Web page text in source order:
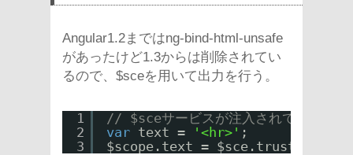
Angular1.2まではng-bind-html-unsafe
があったけど1.3からは削除されてい
るので、$sceを用いて出力を行う。
1
2
3
// $sceサービスが注入されているのは
var text = '<hr>' ;
$scope.text =